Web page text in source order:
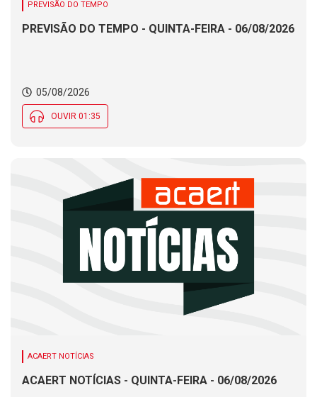
PREVISÃO DO TEMPO
PREVISÃO DO TEMPO - QUINTA-FEIRA - 06/08/2026
05/08/2026
OUVIR 01:35
ACAERT NOTÍCIAS
ACAERT NOTÍCIAS - QUINTA-FEIRA - 06/08/2026